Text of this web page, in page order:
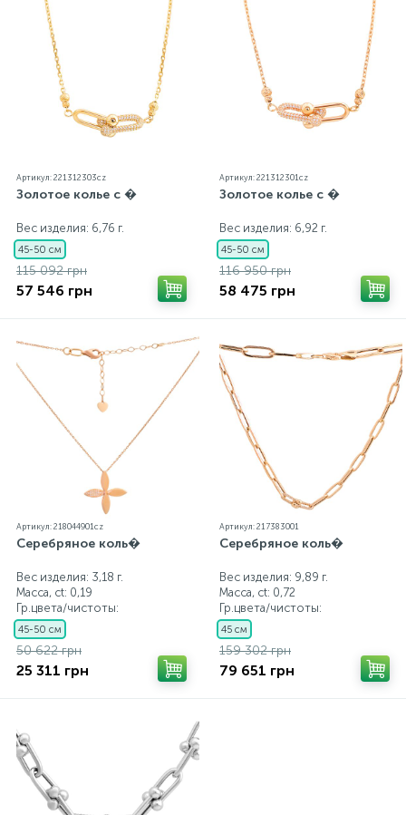
Артикул: 221312303cz
Золотое колье с �
Вес изделия: 6,76 г.
45-50 см
115 092 грн
57 546 грн
Артикул: 221312301cz
Золотое колье с �
Вес изделия: 6,92 г.
45-50 см
116 950 грн
58 475 грн
Артикул: 218044901cz
Серебряное коль�
Вес изделия: 3,18 г.
Масса, ct: 0,19
Гр.цвета/чистоты:
45-50 см
50 622 грн
25 311 грн
Артикул: 217383001
Серебряное коль�
Вес изделия: 9,89 г.
Масса, ct: 0,72
Гр.цвета/чистоты:
45 см
159 302 грн
79 651 грн